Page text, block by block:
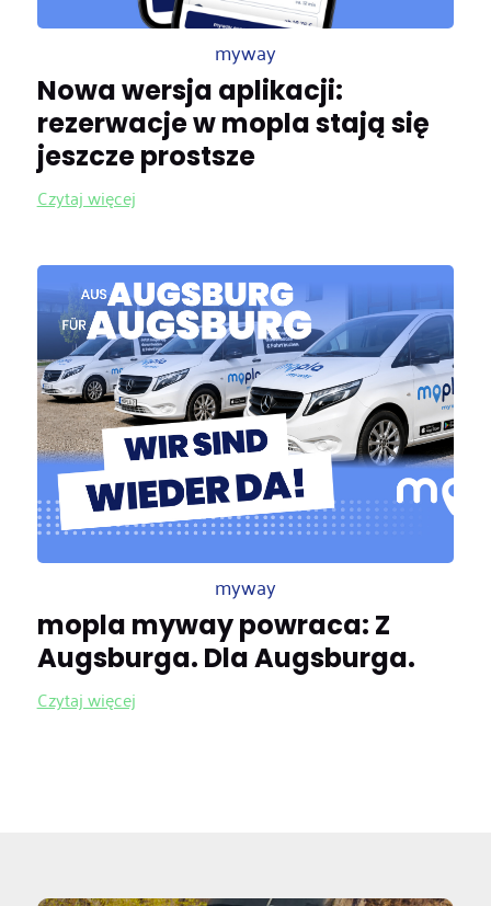
myway
Nowa wersja aplikacji:
rezerwacje w mopla stają się
jeszcze prostsze
Czytaj więcej
myway
mopla myway powraca: Z
Augsburga. Dla Augsburga.
Czytaj więcej